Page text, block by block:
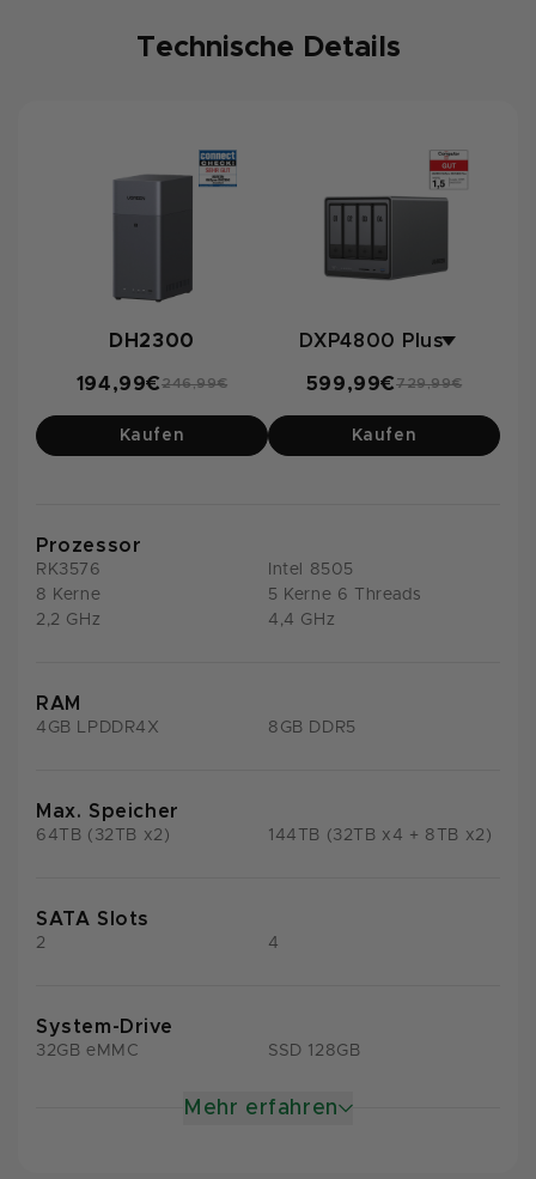
Technische Details
DH2300
194,99€246,99€
Kaufen
599,99€729,99€
Kaufen
Prozessor
RK3576
8 Kerne
2,2 GHz
Intel 8505
5 Kerne 6 Threads
4,4 GHz
RAM
4GB LPDDR4X 8GB DDR5
Max. Speicher
64TB (32TB x2) 144TB (32TB x4 + 8TB x2)
SATA Slots
2 4
System-Drive
32GB eMMC SSD 128GB
Mehr erfahren